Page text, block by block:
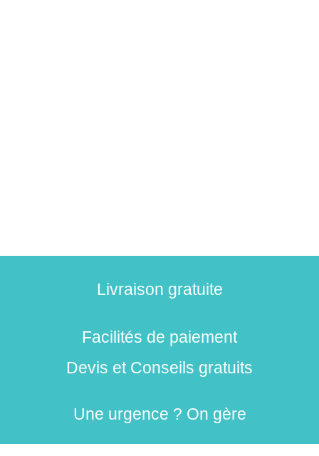
Livraison gratuite
Facilités de paiement
Devis et Conseils gratuits
Une urgence ? On gère